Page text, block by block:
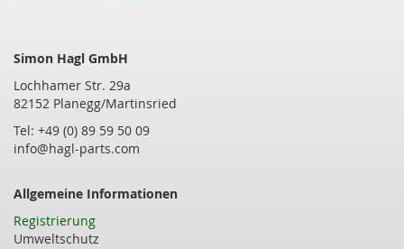
Simon Hagl GmbH
Lochhamer Str. 29a
82152 Planegg/Martinsried
Tel: +49 (0) 89 59 50 09
info@hagl-parts.com
Allgemeine Informationen
Registrierung
Umweltschutz